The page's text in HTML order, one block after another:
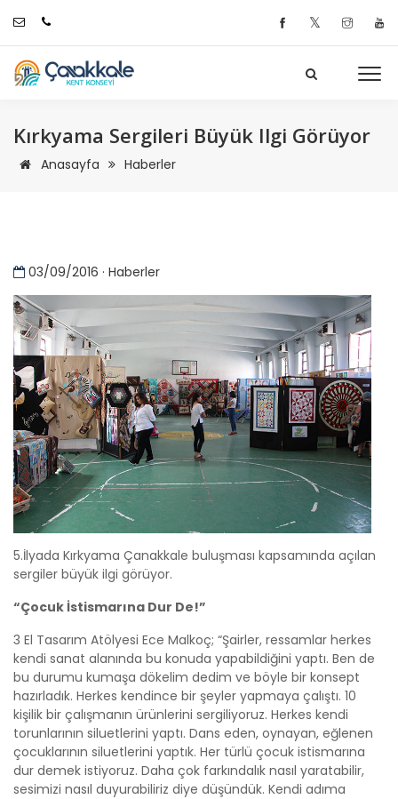
𝕏
Kırkyama Sergileri Büyük Ilgi Görüyor
Anasayfa Haberler
03/09/2016 · Haberler
5.İlyada Kırkyama Çanakkale buluşması kapsamında açılan
sergiler büyük ilgi görüyor.
“Çocuk İstismarına Dur De!”
3 El Tasarım Atölyesi Ece Malkoç; “Şairler, ressamlar herkes
kendi sanat alanında bu konuda yapabildiğini yaptı. Ben de
bu durumu kumaşa dökelim dedim ve böyle bir konsept
hazırladık. Herkes kendince bir şeyler yapmaya çalıştı. 10
kişilik bir çalışmanın ürünlerini sergiliyoruz. Herkes kendi
torunlarının siluetlerini yaptı. Dans eden, oynayan, eğlenen
çocuklarının siluetlerini yaptık. Her türlü çocuk istismarına
dur demek istiyoruz. Daha çok farkındalık nasıl yaratabilir,
sesimizi nasıl duyurabiliriz diye düşündük. Kendi adıma